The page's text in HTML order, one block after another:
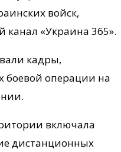
войск,
«Украина 365».
кадры,
боевой операции на
включала
дистанционных